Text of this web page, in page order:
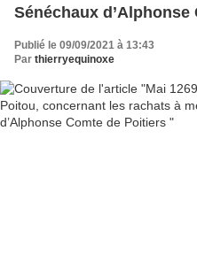
Sénéchaux
Publié le 09/09/2021 à 13:43
Par thierryequinoxe